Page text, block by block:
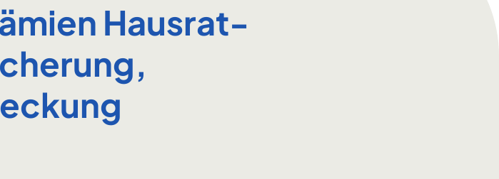
Hausrat-